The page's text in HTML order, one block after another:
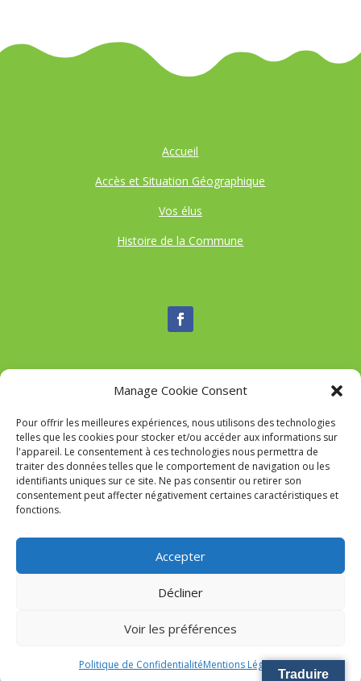
Manage Cookie Consent
Pour offrir les meilleures expériences, nous utilisons des technologies
telles que les cookies pour stocker et/ou accéder aux informations sur
l'appareil. Le consentement à ces technologies nous permettra de
traiter des données telles que le comportement de navigation ou les
identifiants uniques sur ce site. Ne pas consentir ou retirer son
consentement peut affecter négativement certaines caractéristiques et
fonctions.
Accepter
Décliner
Voir les préférences
Politique de ConfidentialitéMentions Légales
Accueil
Accès et Situation Géographique
Vos élus
Histoire de la Commune
Nous contacter
Tél :04 95 52 84 88
Mail:commune-de-tavaco@orange.fr
Adresse :Figarella 20167 TAVACO
Traduire